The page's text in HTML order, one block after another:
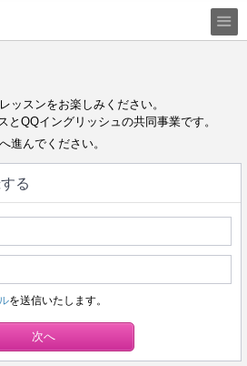
ッスンをお楽しみください。
QQイングリッシュの共同事業です。
進んでください。
る
を送信いたします。